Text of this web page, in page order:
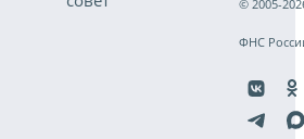
© 2005-
ФНС